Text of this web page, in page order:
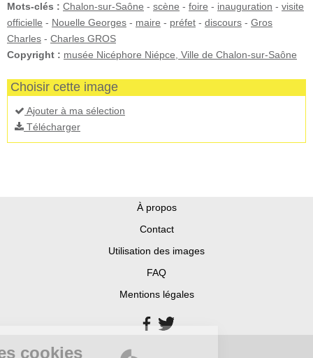
Mots-clés : Chalon-sur-Saône - scène - foire - inauguration - visite
officielle - Nouelle Georges - maire - préfet - discours - Gros
Charles - Charles GROS
Copyright : musée Nicéphore Niépce, Ville de Chalon-sur-Saône
Choisir cette image
Ajouter à ma sélection
Télécharger
À propos
Contact
Utilisation des images
FAQ
Mentions légales
des cookies